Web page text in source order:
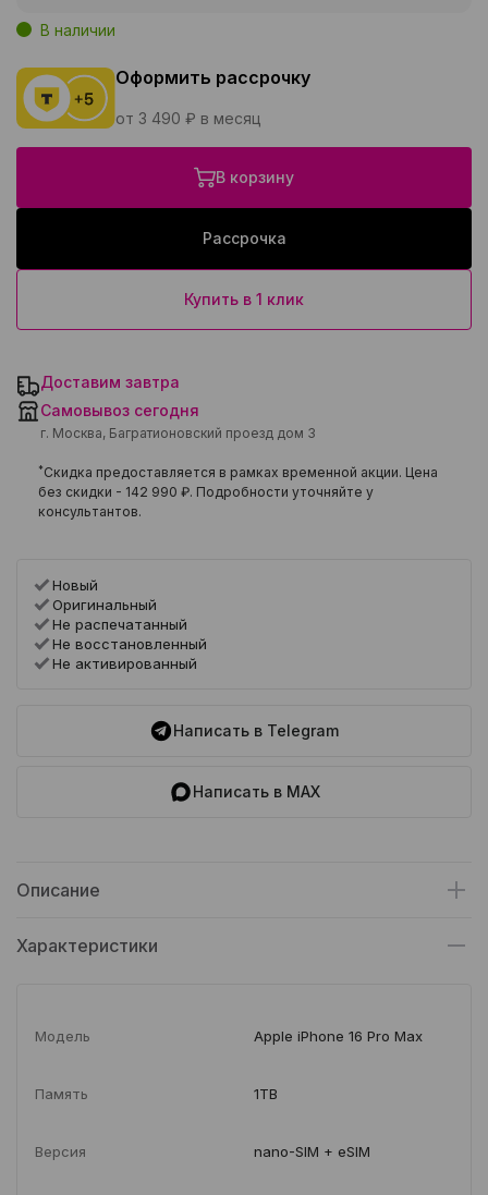
В наличии
Оформить рассрочку
от 3 490 ₽ в месяц
В корзину
Рассрочка
Купить в 1 клик
Доставим завтра
Самовывоз сегодня
г. Москва, Багратионовский проезд дом 3
*Скидка предоставляется в рамках временной акции. Цена
без скидки - 142 990 ₽. Подробности уточняйте у
консультантов.
Новый
Оригинальный
Не распечатанный
Не восстановленный
Не активированный
Написать в Telegram
Написать в MAX
Описание
Характеристики
Модель Apple iPhone 16 Pro Max
Память 1TB
Версия nano-SIM + eSIM